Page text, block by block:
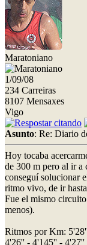
Maratoniano
1/09/08
234 Carreiras
8107 Mensaxes
Vigo
Asunto: Re: Diario
Hoy tocaba
de 300 m pero al ir a
conseguí solucionar
ritmo vivo, de ir
Fue el mismo
menos).
Ritmos por Km:
4'26'' - 4'145'' -